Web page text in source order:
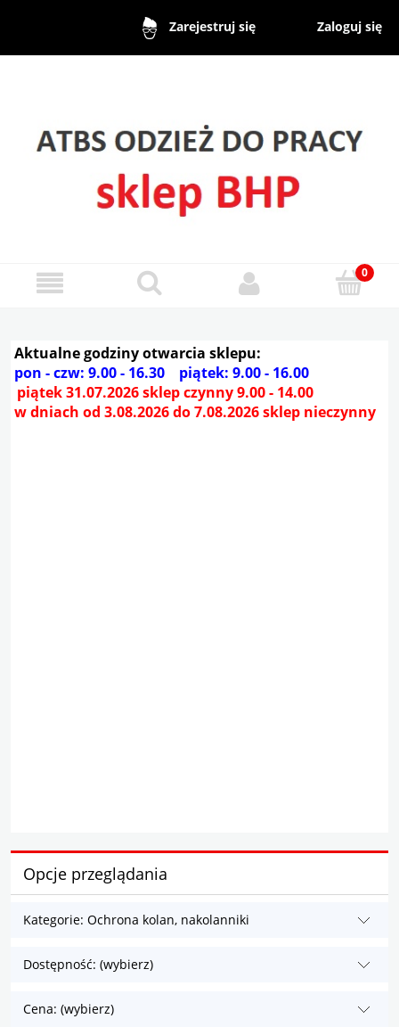
Zarejestruj się Zaloguj się
Aktualne godziny otwarcia sklepu:
pon - czw: 9.00 - 16.30 piątek: 9.00 - 16.00
piątek 31.07.2026 sklep czynny 9.00 - 14.00
w dniach od 3.08.2026 do 7.08.2026 sklep nieczynny
Opcje przeglądania
Kategorie: Ochrona kolan, nakolanniki
Dostępność: (wybierz)
Cena: (wybierz)